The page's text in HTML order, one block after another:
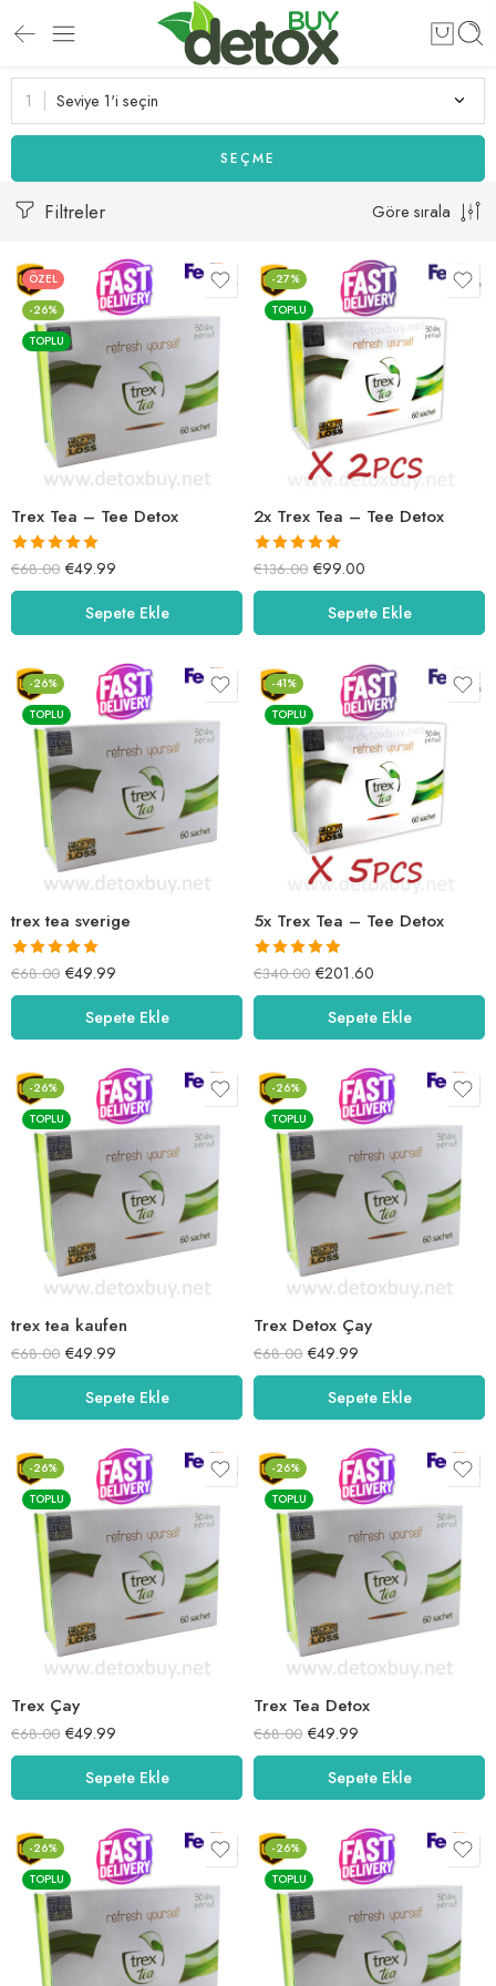
Seviye 1'i seçin
SEÇME
Filtreler Göre sırala
ÖZEL
-26%
TOPLU
Trex Tea – Tee Detox
5 üzerinden
5.00oy aldı
€68.00 €49.99
Sepete Ekle
-27%
TOPLU
2x Trex Tea – Tee Detox
5 üzerinden
5.00oy aldı
€136.00 €99.00
Sepete Ekle
-26%
TOPLU
trex tea sverige
5 üzerinden
5.00oy aldı
€68.00 €49.99
Sepete Ekle
-41%
TOPLU
5x Trex Tea – Tee Detox
5 üzerinden
5.00oy aldı
€340.00 €201.60
Sepete Ekle
-26%
TOPLU
trex tea kaufen
€68.00 €49.99
Sepete Ekle
-26%
TOPLU
Trex Detox Çay
€68.00 €49.99
Sepete Ekle
-26%
TOPLU
Trex Çay
€68.00 €49.99
Sepete Ekle
-26%
TOPLU
Trex Tea Detox
€68.00 €49.99
Sepete Ekle
-26%
TOPLU
-26%
TOPLU